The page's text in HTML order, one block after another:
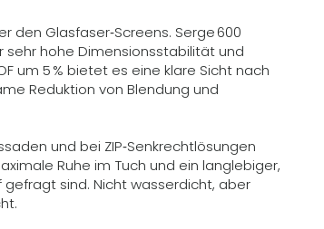
den Glasfaser‑Screens. Serge 600
sehr hohe Dimensionsstabilität und
um 5 % bietet es eine klare Sicht nach
Reduktion von Blendung und
und bei ZIP‑Senkrechtlösungen
Ruhe im Tuch und ein langlebiger,
sind. Nicht wasserdicht, aber